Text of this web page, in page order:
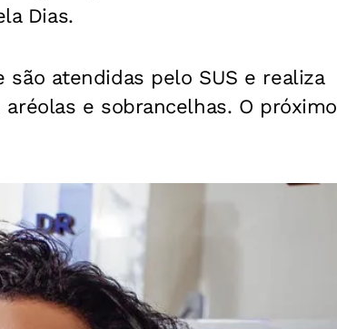
Dias.
são atendidas pelo SUS e realiza
e sobrancelhas. O próximo